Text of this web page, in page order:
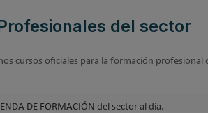
del sector
cursos oficiales para la formación profesional
DE FORMACIÓN del sector al día.